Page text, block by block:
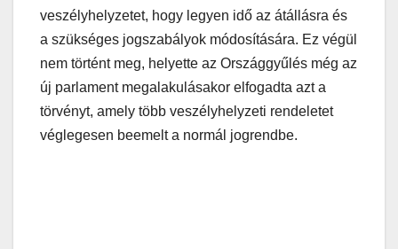
veszélyhelyzetet, hogy legyen idő az átállásra és
a szükséges jogszabályok módosítására. Ez végül
nem történt meg, helyette az Országgyűlés még az
új parlament megalakulásakor elfogadta azt a
törvényt, amely több veszélyhelyzeti rendeletet
véglegesen beemelt a normál jogrendbe.